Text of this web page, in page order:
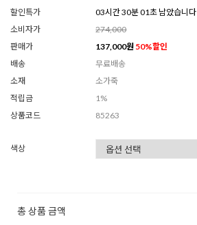
할인특가
03시간 30분 00초 남았습니다
소비자가
274,000
판매가
137,000원 50%할인
배송
무료배송
소재
소가죽
적립금
1%
상품코드
85263
색상
총 상품 금액